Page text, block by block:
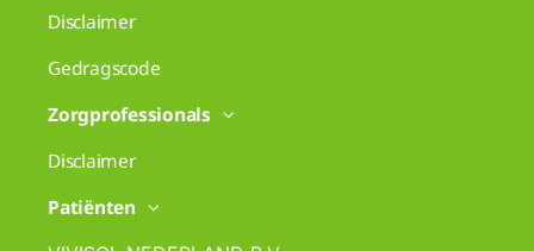
Disclaimer
Gedragscode
Zorgprofessionals
Disclaimer
Patiënten